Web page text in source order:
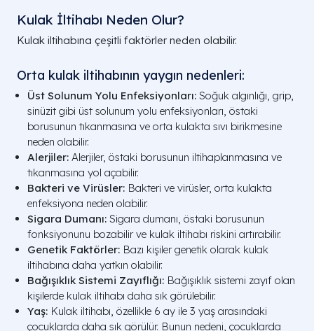
Kulak İltihabı Neden Olur?
Kulak iltihabına çeşitli faktörler neden olabilir.
Orta kulak iltihabının yaygın nedenleri:
Üst Solunum Yolu Enfeksiyonları: Soğuk algınlığı, grip,
sinüzit gibi üst solunum yolu enfeksiyonları, östaki
borusunun tıkanmasına ve orta kulakta sıvı birikmesine
neden olabilir.
Alerjiler: Alerjiler, östaki borusunun iltihaplanmasına ve
tıkanmasına yol açabilir.
Bakteri ve Virüsler: Bakteri ve virüsler, orta kulakta
enfeksiyona neden olabilir.
Sigara Dumanı: Sigara dumanı, östaki borusunun
fonksiyonunu bozabilir ve kulak iltihabı riskini artırabilir.
Genetik Faktörler: Bazı kişiler genetik olarak kulak
iltihabına daha yatkın olabilir.
Bağışıklık Sistemi Zayıflığı: Bağışıklık sistemi zayıf olan
kişilerde kulak iltihabı daha sık görülebilir.
Yaş: Kulak iltihabı, özellikle 6 ay ile 3 yaş arasındaki
çocuklarda daha sık görülür. Bunun nedeni, çocuklarda